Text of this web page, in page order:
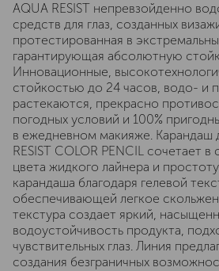
AQUA RESIST непревзойденно
средств для глаз, созданных
протестированная в
гарантирующая абсолютную
Инновационные,
стойкостью до 24 часов, водо- и
растекаются, прекрасно
погодных условий и 100%
в ежедневном макияже. Карандаш
RESIST COLOR PENCIL сочетает
цвета жидкого лайнера и
карандаша благодаря гелевой
обеспечивающей легкое
текстура создает яркий,
водоустойчивость продукта,
чувствительных глаз. Линия
создания безграничных